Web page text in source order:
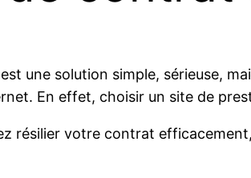
une solution simple, sérieuse,
En effet, choisir un site de
résilier votre contrat